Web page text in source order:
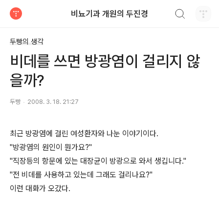
비뇨기과 개원의 두진경
두빵의 생각
비데를 쓰면 방광염이 걸리지 않
을까?
두빵 2008. 3. 18. 21:27
최근 방광염에 걸린 여성환자와 나눈 이야기이다.
"방광염의 원인이 뭔가요?"
"직장등의 항문에 있는 대장균이 방광으로 와서 생깁니다."
"전 비데를 사용하고 있는데 그래도 걸리나요?"
이런 대화가 오갔다.